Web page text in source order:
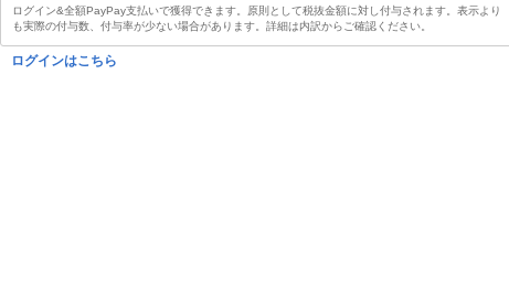
ログイン&全額PayPay支払いで獲得できます。原則として税抜金額に対し付与されます。表示より
も実際の付与数、付与率が少ない場合があります。詳細は内訳からご確認ください。
ログインはこちら